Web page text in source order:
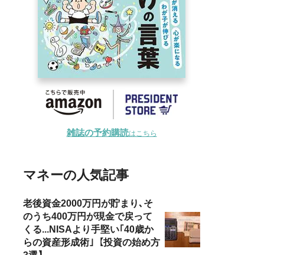
雑誌の予約購読はこちら
マネーの人気記事
老後資金2000万円が貯まり､そ
のうち400万円が現金で戻って
くる...NISAより手堅い｢40歳か
らの資産形成術｣【投資の始め方